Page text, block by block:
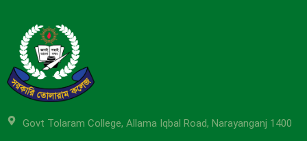
Govt Tolaram College, Allama Iqbal Road, Narayanganj 1400